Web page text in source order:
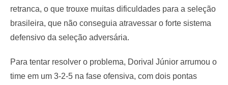
retranca, o que trouxe muitas dificuldades para a seleção
brasileira, que não conseguia atravessar o forte sistema
defensivo da seleção adversária.
Para tentar resolver o problema, Dorival Júnior arrumou o
time em um 3-2-5 na fase ofensiva, com dois pontas